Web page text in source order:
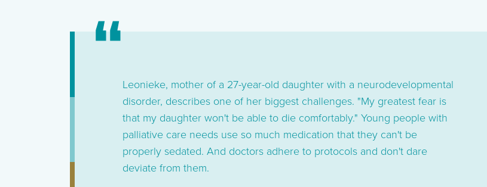
Leonieke, mother of a 27-year-old daughter with a neurodevelopmental
disorder, describes one of her biggest challenges. "My greatest fear is
that my daughter won't be able to die comfortably." Young people with
palliative care needs use so much medication that they can't be
properly sedated. And doctors adhere to protocols and don't dare
deviate from them.